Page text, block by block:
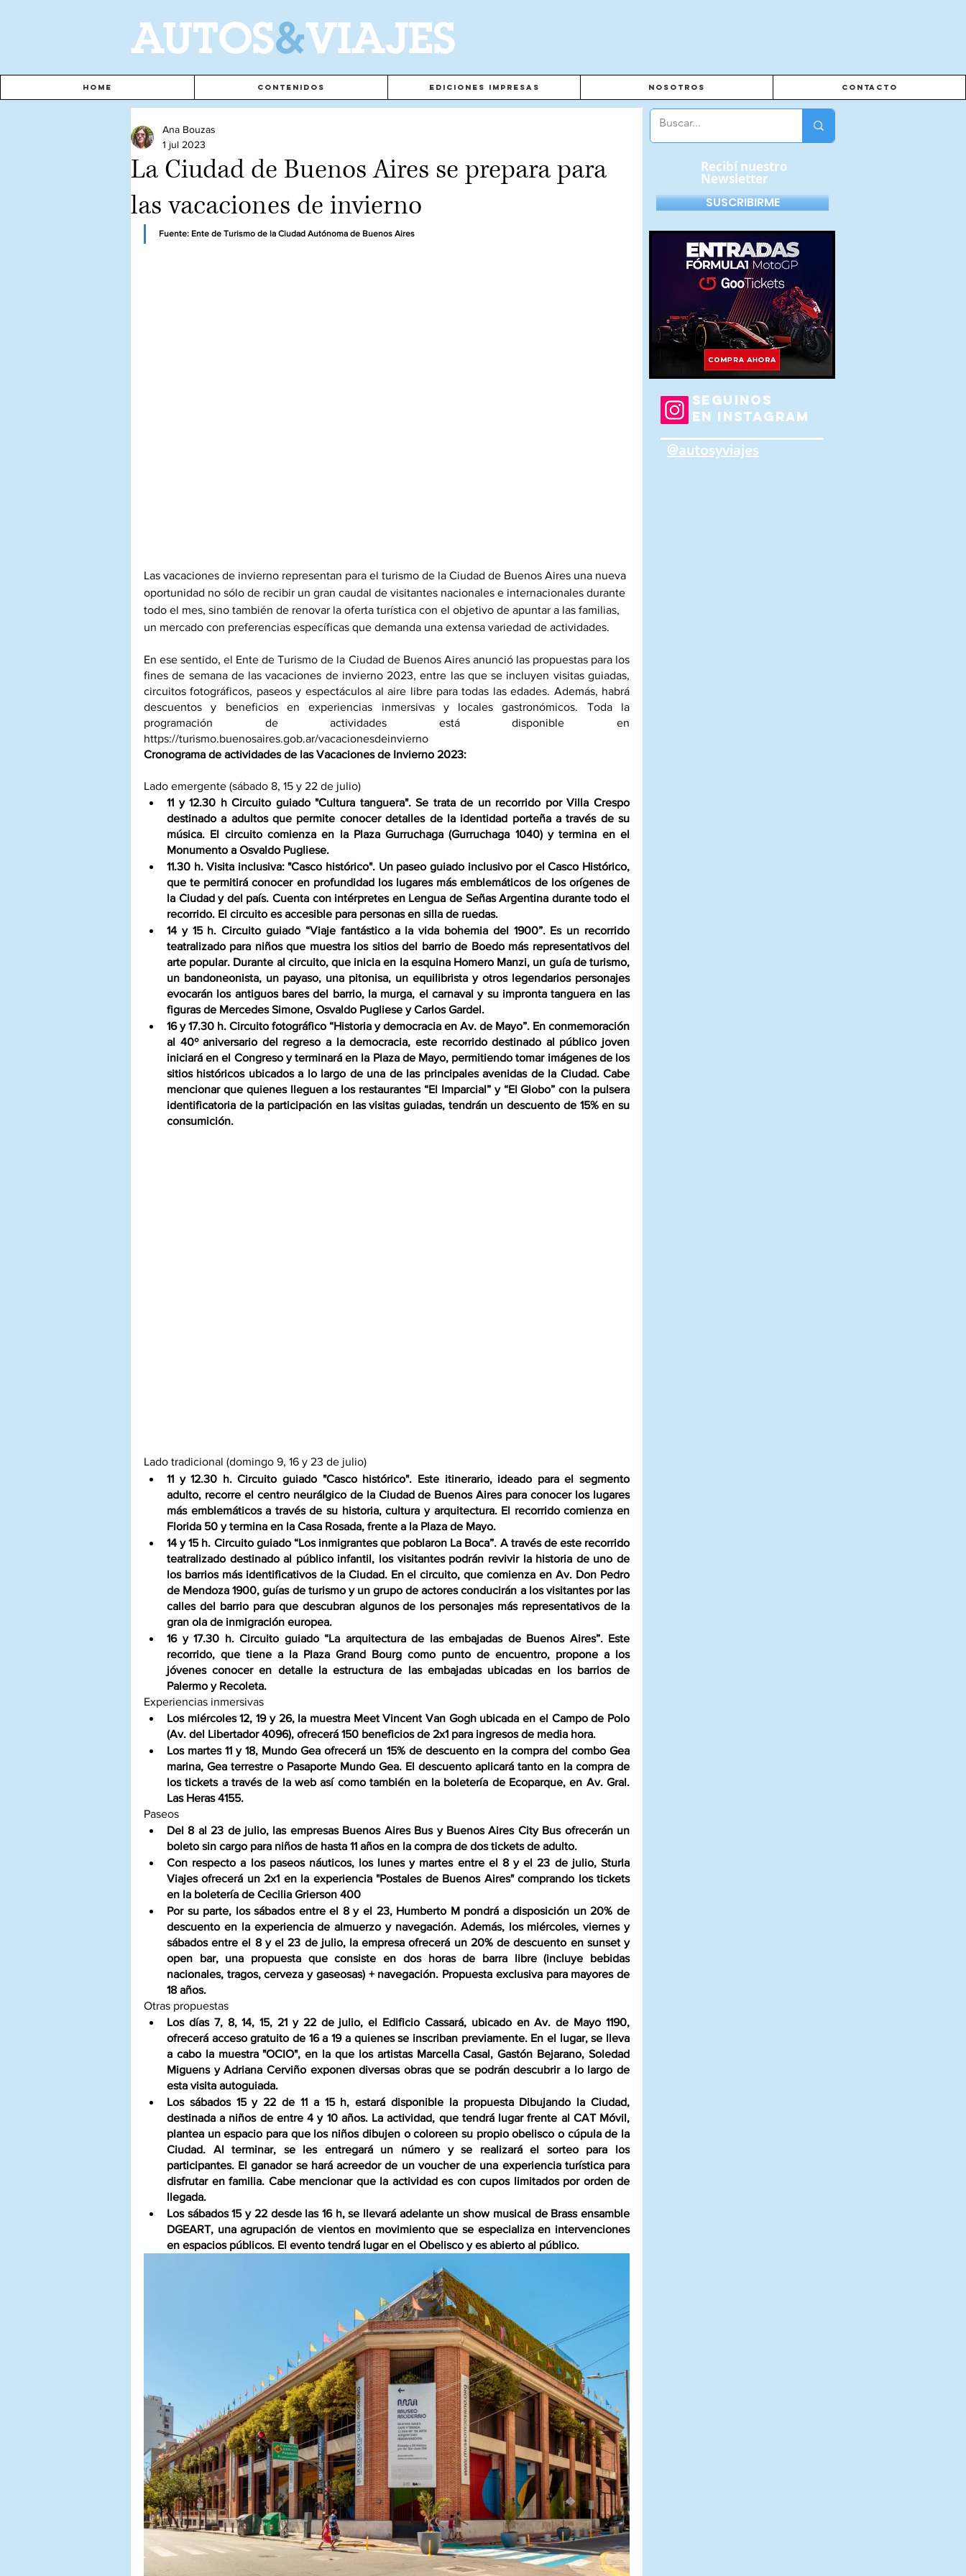
AUTOS&VIAJES
Home Contenidos Ediciones Impresas Nosotros Contacto
La Ciudad de Buenos Aires se prepara para
las vacaciones de invierno
Ana Bouzas
1 jul 2023
Fuente: Ente de Turismo de la Ciudad Autónoma de Buenos Aires
Las vacaciones de invierno representan para el turismo de la Ciudad de Buenos Aires una nueva
oportunidad no sólo de recibir un gran caudal de visitantes nacionales e internacionales durante
todo el mes, sino también de renovar la oferta turística con el objetivo de apuntar a las familias,
un mercado con preferencias específicas que demanda una extensa variedad de actividades.
En ese sentido, el Ente de Turismo de la Ciudad de Buenos Aires anunció las propuestas para los
fines de semana de las vacaciones de invierno 2023, entre las que se incluyen visitas guiadas,
circuitos fotográficos, paseos y espectáculos al aire libre para todas las edades. Además, habrá
descuentos y beneficios en experiencias inmersivas y locales gastronómicos. Toda la
https://turismo.buenosaires.gob.ar/vacacionesdeinvierno
Cronograma de actividades de las Vacaciones de Invierno 2023:
Lado emergente (sábado 8, 15 y 22 de julio)
11 y 12.30 h Circuito guiado "Cultura tanguera". Se trata de un recorrido por Villa Crespo
destinado a adultos que permite conocer detalles de la identidad porteña a través de su
música. El circuito comienza en la Plaza Gurruchaga (Gurruchaga 1040) y termina en el
Monumento a Osvaldo Pugliese.
11.30 h. Visita inclusiva: "Casco histórico". Un paseo guiado inclusivo por el Casco Histórico,
que te permitirá conocer en profundidad los lugares más emblemáticos de los orígenes de
la Ciudad y del país. Cuenta con intérpretes en Lengua de Señas Argentina durante todo el
recorrido. El circuito es accesible para personas en silla de ruedas.
14 y 15 h. Circuito guiado “Viaje fantástico a la vida bohemia del 1900”. Es un recorrido
teatralizado para niños que muestra los sitios del barrio de Boedo más representativos del
arte popular. Durante al circuito, que inicia en la esquina Homero Manzi, un guía de turismo,
un bandoneonista, un payaso, una pitonisa, un equilibrista y otros legendarios personajes
evocarán los antiguos bares del barrio, la murga, el carnaval y su impronta tanguera en las
figuras de Mercedes Simone, Osvaldo Pugliese y Carlos Gardel.
16 y 17.30 h. Circuito fotográfico “Historia y democracia en Av. de Mayo”. En conmemoración
al 40º aniversario del regreso a la democracia, este recorrido destinado al público joven
iniciará en el Congreso y terminará en la Plaza de Mayo, permitiendo tomar imágenes de los
sitios históricos ubicados a lo largo de una de las principales avenidas de la Ciudad. Cabe
mencionar que quienes lleguen a los restaurantes “El Imparcial” y “El Globo” con la pulsera
identificatoria de la participación en las visitas guiadas, tendrán un descuento de 15% en su
consumición.
Lado tradicional (domingo 9, 16 y 23 de julio)
11 y 12.30 h. Circuito guiado "Casco histórico". Este itinerario, ideado para el segmento
adulto, recorre el centro neurálgico de la Ciudad de Buenos Aires para conocer los lugares
más emblemáticos a través de su historia, cultura y arquitectura. El recorrido comienza en
Florida 50 y termina en la Casa Rosada, frente a la Plaza de Mayo.
14 y 15 h. Circuito guiado “Los inmigrantes que poblaron La Boca”. A través de este recorrido
teatralizado destinado al público infantil, los visitantes podrán revivir la historia de uno de
los barrios más identificativos de la Ciudad. En el circuito, que comienza en Av. Don Pedro
de Mendoza 1900, guías de turismo y un grupo de actores conducirán a los visitantes por las
calles del barrio para que descubran algunos de los personajes más representativos de la
gran ola de inmigración europea.
16 y 17.30 h. Circuito guiado “La arquitectura de las embajadas de Buenos Aires”. Este
recorrido, que tiene a la Plaza Grand Bourg como punto de encuentro, propone a los
jóvenes conocer en detalle la estructura de las embajadas ubicadas en los barrios de
Palermo y Recoleta.
Experiencias inmersivas
Los miércoles 12, 19 y 26, la muestra Meet Vincent Van Gogh ubicada en el Campo de Polo
(Av. del Libertador 4096), ofrecerá 150 beneficios de 2x1 para ingresos de media hora.
Los martes 11 y 18, Mundo Gea ofrecerá un 15% de descuento en la compra del combo Gea
marina, Gea terrestre o Pasaporte Mundo Gea. El descuento aplicará tanto en la compra de
los tickets a través de la web así como también en la boletería de Ecoparque, en Av. Gral.
Las Heras 4155.
Paseos
Del 8 al 23 de julio, las empresas Buenos Aires Bus y Buenos Aires City Bus ofrecerán un
boleto sin cargo para niños de hasta 11 años en la compra de dos tickets de adulto.
Con respecto a los paseos náuticos, los lunes y martes entre el 8 y el 23 de julio, Sturla
Viajes ofrecerá un 2x1 en la experiencia "Postales de Buenos Aires" comprando los tickets
en la boletería de Cecilia Grierson 400
Por su parte, los sábados entre el 8 y el 23, Humberto M pondrá a disposición un 20% de
descuento en la experiencia de almuerzo y navegación. Además, los miércoles, viernes y
sábados entre el 8 y el 23 de julio, la empresa ofrecerá un 20% de descuento en sunset y
open bar, una propuesta que consiste en dos horas de barra libre (incluye bebidas
nacionales, tragos, cerveza y gaseosas) + navegación. Propuesta exclusiva para mayores de
18 años.
Otras propuestas
Los días 7, 8, 14, 15, 21 y 22 de julio, el Edificio Cassará, ubicado en Av. de Mayo 1190,
ofrecerá acceso gratuito de 16 a 19 a quienes se inscriban previamente. En el lugar, se lleva
a cabo la muestra "OCIO", en la que los artistas Marcella Casal, Gastón Bejarano, Soledad
Miguens y Adriana Cerviño exponen diversas obras que se podrán descubrir a lo largo de
esta visita autoguiada.
Los sábados 15 y 22 de 11 a 15 h, estará disponible la propuesta Dibujando la Ciudad,
destinada a niños de entre 4 y 10 años. La actividad, que tendrá lugar frente al CAT Móvil,
plantea un espacio para que los niños dibujen o coloreen su propio obelisco o cúpula de la
Ciudad. Al terminar, se les entregará un número y se realizará el sorteo para los
participantes. El ganador se hará acreedor de un voucher de una experiencia turística para
disfrutar en familia. Cabe mencionar que la actividad es con cupos limitados por orden de
llegada.
Los sábados 15 y 22 desde las 16 h, se llevará adelante un show musical de Brass ensamble
DGEART, una agrupación de vientos en movimiento que se especializa en intervenciones
en espacios públicos. El evento tendrá lugar en el Obelisco y es abierto al público.
SEGUINOS
EN INSTAGRAM
@autosyviajes
Recibí nuestro
Newsletter
SUSCRIBIRME